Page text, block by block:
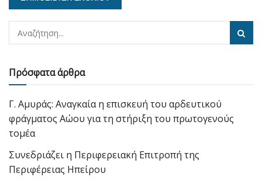
Πρόσφατα άρθρα
Γ. Αμυράς: Αναγκαία η επισκευή του αρδευτικού
φράγματος Αώου για τη στήριξη του πρωτογενούς
τομέα
Συνεδριάζει η Περιφερειακή Επιτροπή της
Περιφέρειας Ηπείρου